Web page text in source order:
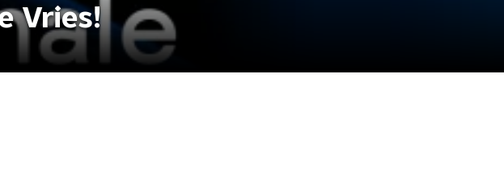
Vries!